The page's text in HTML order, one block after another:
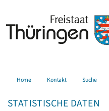
Home Kontakt Suche
STATISTISCHE DATEN